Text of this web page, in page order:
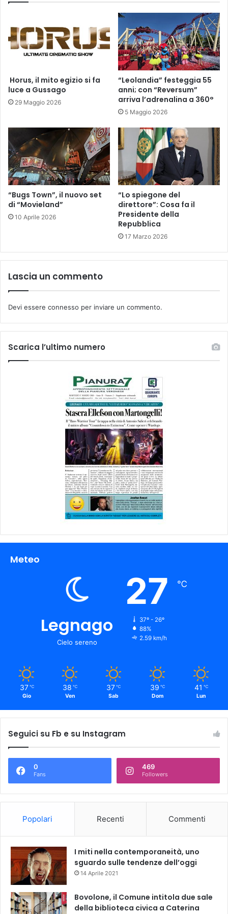
​ Horus, il mito egizio si fa
luce a Gussago
29 Maggio 2026
“Leolandia” festeggia 55
anni; con “Reversum”
arriva l’adrenalina a 360°
5 Maggio 2026
“Bugs Town”, il nuovo set
di “Movieland”
10 Aprile 2026
“Lo spiegone del
direttore”: Cosa fa il
Presidente della
Repubblica
17 Marzo 2026
Lascia un commento
Devi essere connesso per inviare un commento.
Scarica l’ultimo numero
Meteo
Legnago
Cielo sereno
27 ℃
37º - 26º
88%
2.59 km/h
37 ℃
Gio
38 ℃
Ven
37 ℃
Sab
39 ℃
Dom
41 ℃
Lun
Seguici su Fb e su Instagram
0
Fans
469
Followers
Popolari Recenti Commenti
I miti nella contemporaneità, uno
sguardo sulle tendenze dell’oggi
14 Aprile 2021
Bovolone, il Comune intitola due sale
della biblioteca civica a Caterina